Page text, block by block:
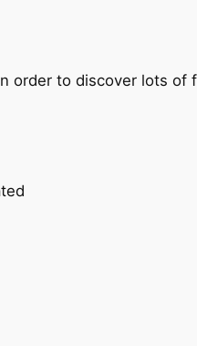
order to discover lots of